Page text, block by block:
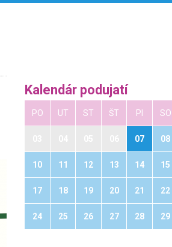
Kalendár podujatí
PO UT ST ŠT PI SO
07 08
10 11 12 13 14 15
17 18 19 20 21 22
24 25 26 27 28 29